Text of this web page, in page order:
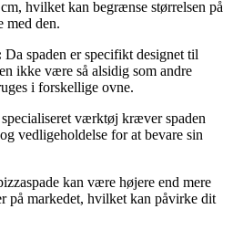
hvilket kan begrænse størrelsen på
med den.
Da spaden er specifikt designet til
ikke være så alsidig som andre
i forskellige ovne.
specialiseret værktøj kræver spaden
vedligeholdelse for at bevare sin
kan være højere end mere
på markedet, hvilket kan påvirke dit